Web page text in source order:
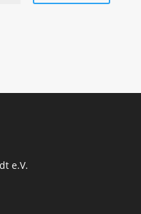
e.V.